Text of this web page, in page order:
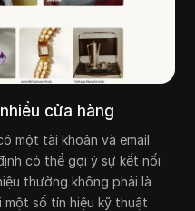
cửa hàng
một tài khoản và email
có thể gợi ý sự kết nối
thường không phải là
một số tín hiệu kỹ thuật